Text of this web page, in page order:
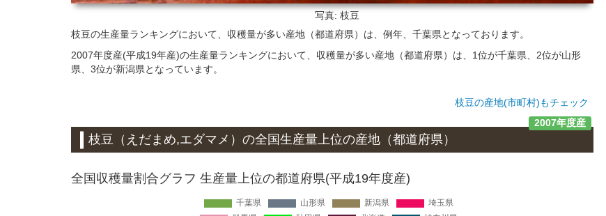
写真: 枝豆
枝豆の生産量ランキングにおいて、収穫量が多い産地（都道府県）は、例年、千葉県となっております。
2007年度産(平成19年産)の生産量ランキングにおいて、収穫量が多い産地（都道府県）は、1位が千葉県、2位が山形
県、3位が新潟県となっています。
枝豆の産地(市町村)もチェック
2007年度産
枝豆（えだまめ,エダマメ）の全国生産量上位の産地 （都道府県）
全国収穫量割合グラフ 生産量上位の都道府県(平成19年度産)